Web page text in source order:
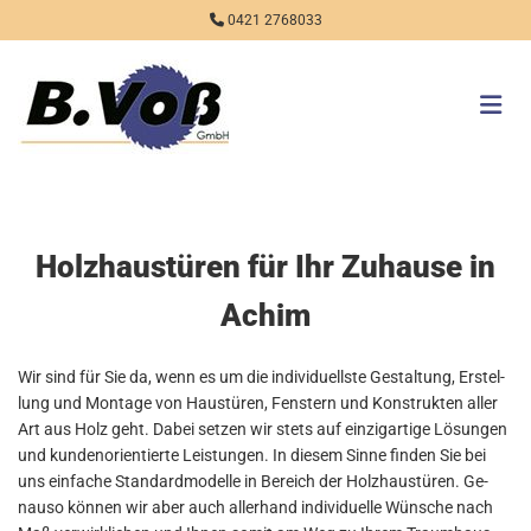
 0421 2768033
Holzhaustüren für Ihr Zuhause in
Achim
Wir sind für Sie da, wenn es um die in­di­vi­du­ells­te Ge­stal­tung, Er­stel­
lung und Mon­ta­ge von Haus­tü­ren, Fens­tern und Kon­struk­ten aller
Art aus Holz geht. Dabei set­zen wir stets auf ein­zig­ar­ti­ge Lö­sun­gen
und kun­den­ori­en­tier­te Leis­tun­gen. In die­sem Sinne fin­den Sie bei
uns ein­fa­che Stan­dard­mo­del­le in Be­reich der Holz­haus­tü­ren. Ge­
nau­so kön­nen wir aber auch al­ler­hand in­di­vi­du­el­le Wün­sche nach